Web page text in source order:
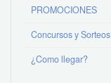
PROMOCIONES
Concursos y Sorteos
¿Como llegar?